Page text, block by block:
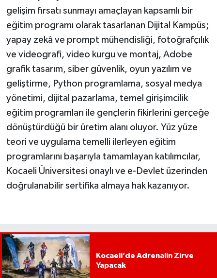
gelişim fırsatı sunmayı amaçlayan kapsamlı bir
eğitim programı olarak tasarlanan Dijital Kampüs;
yapay zekâ ve prompt mühendisliği, fotoğrafçılık
ve videografi, video kurgu ve montaj, Adobe
grafik tasarım, siber güvenlik, oyun yazılım ve
geliştirme, Python programlama, sosyal medya
yönetimi, dijital pazarlama, temel girişimcilik
eğitim programları ile gençlerin fikirlerini gerçeğe
dönüştürdüğü bir üretim alanı oluyor. Yüz yüze
teori ve uygulama temelli ilerleyen eğitim
programlarını başarıyla tamamlayan katılımcılar,
Kocaeli Üniversitesi onaylı ve e-Devlet üzerinden
doğrulanabilir sertifika almaya hak kazanıyor.
Kocaeli’de Adrenalin Zirve
Yapacak